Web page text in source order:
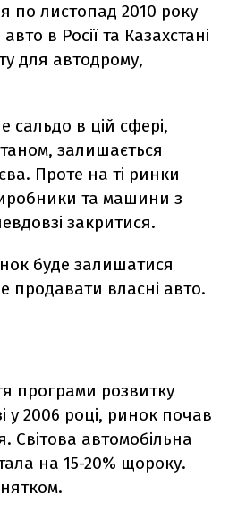
по листопад 2010 року
в Росії та Казахстані
для автодрому,
сальдо в цій сфері,
залишається
Проте на ті ринки
та машини з
закритися.
буде залишатися
продавати власні авто.
програми розвитку
у 2006 році, ринок почав
Світова автомобільна
на 15-20% щороку.